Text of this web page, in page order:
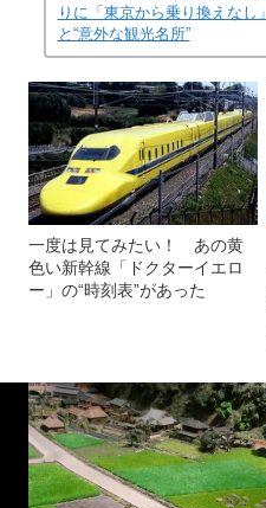
りに「東京から乗り換えなし
と“意外な観光名所”
一度は見てみたい！ あの黄
色い新幹線「ドクターイエロ
ー」の“時刻表”があった